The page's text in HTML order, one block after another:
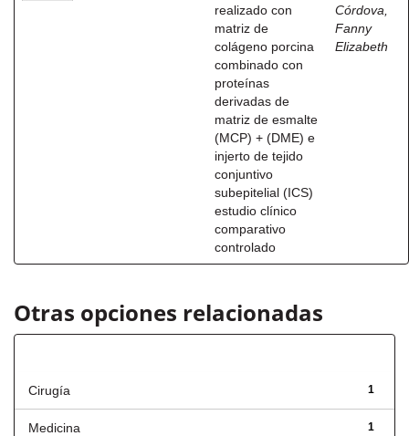
realizado con
matriz de
colágeno porcina
combinado con
proteínas
derivadas de
matriz de esmalte
(MCP) + (DME) e
injerto de tejido
conjuntivo
subepitelial (ICS)
estudio clínico
comparativo
controlado
Córdova,
Fanny
Elizabeth
Otras opciones relacionadas
1
Cirugía
1
Medicina